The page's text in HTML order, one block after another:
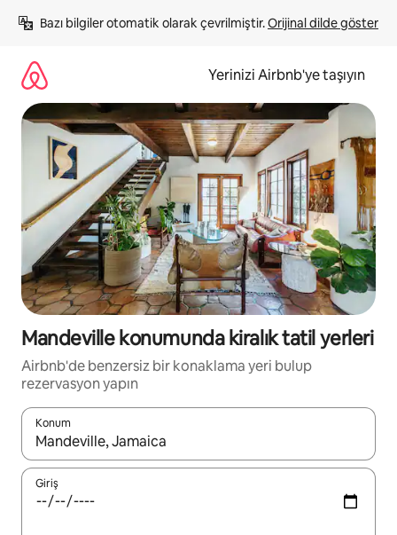
atla
Bazı bilgiler otomatik olarak çevrilmiştir. Orijinal dilde göster
Yerinizi Airbnb'ye taşıyın
Mandeville konumunda kiralık tatil yerleri
Airbnb'de benzersiz bir konaklama yeri bulup
rezervasyon yapın
Konum
Sonuçlar kullanılabilir olduğunda yukarı ve aşağı oklarıyla
Giriş